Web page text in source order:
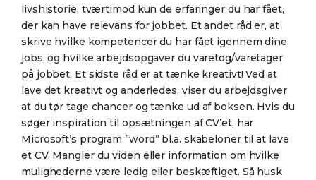
livshistorie, tværtimod kun de erfaringer du har fået,
der kan have relevans for jobbet. Et andet råd er, at
skrive hvilke kompetencer du har fået igennem dine
jobs, og hvilke arbejdsopgaver du varetog/varetager
på jobbet. Et sidste råd er at tænke kreativt! Ved at
lave det kreativt og anderledes, viser du arbejdsgiver
at du tør tage chancer og tænke ud af boksen. Hvis du
søger inspiration til opsætningen af CV’et, har
Microsoft’s program ”word” bl.a. skabeloner til at lave
et CV. Mangler du viden eller information om hvilke
mulighederne være ledig eller beskæftiget. Så husk